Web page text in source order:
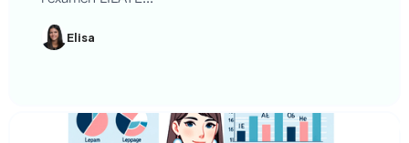
Elisa